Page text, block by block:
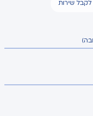
לקבל שירות